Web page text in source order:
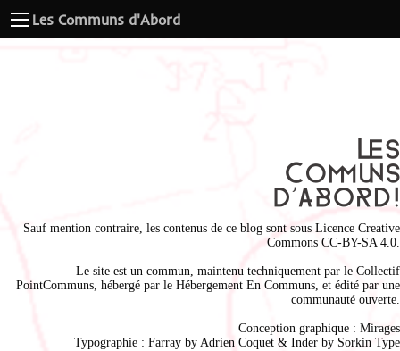
Les Communs d'Abord
Sauf mention contraire, les contenus de ce blog sont sous Licence Creative
Commons CC-BY-SA 4.0
Le site est un commun, maintenu techniquement par le Collectif
PointCommuns , hébergé par le Hébergement En Communs , et édité par une
communauté ouverte.
Conception graphique : Mirages
Typographie : Farray by Adrien Coquet & Inder by Sorkin Type